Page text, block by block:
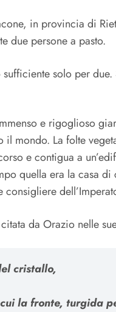
in provincia di
due persone a pasto.
solo per
e rigoglioso
mondo. La folte
e contigua a
quella era la casa di
da Orazio nelle
cristallo,
la fronte, turgida